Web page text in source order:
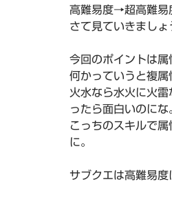
高難易度→超高難易
さて見ていきましょ
今回のポイントは属
何かっていうと複属
火水なら水火に火
ったら面白いのにな
こっちのスキルで
に。
サブクエは高難易度